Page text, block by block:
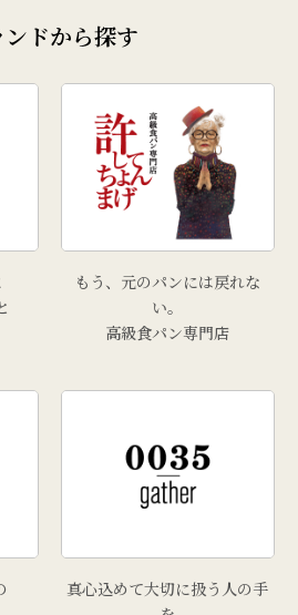
ンドから探す
もう、元のパンには戻れな
い。
高級食パン専門店
真心込めて大切に扱う人の手